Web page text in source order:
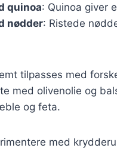
quinoa: Quinoa giver
nødder: Ristede
tilpasses med
med olivenolie og
og feta.
med